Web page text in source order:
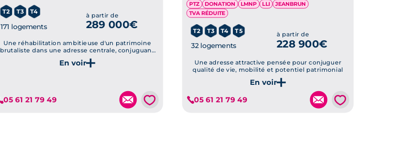
Je découvre ce programme
T2 T3 T4
171 logements
à partir de
289 000€
Une réhabilitation ambitieuse d'un patrimoine
brutaliste dans une adresse centrale, conjuguant
mémoire architecturale, mixité d’usages et qualité
de vie au quotidien.
05 61 21 79 49 💗
Je découvre ce programme
PTZ DONATION LMNP LLI
JEANBRUN
TVA RÉDUITE
T2 T3 T4 T5
32 logements
à partir de
228 900€
Une adresse attractive pensée pour conjuguer
qualité de vie, mobilité et potentiel patrimonial
05 61 21 79 49 💗